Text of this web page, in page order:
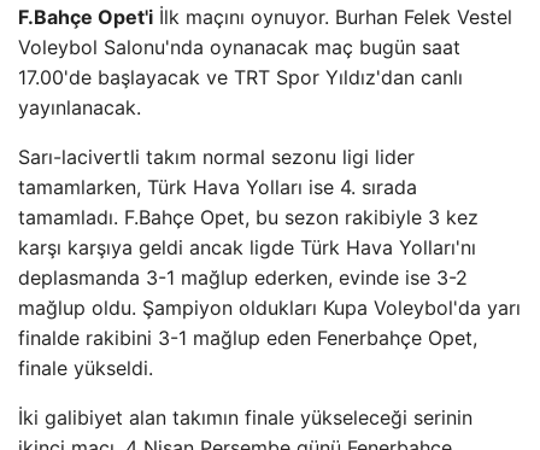
F.Bahçe Opet'i İlk maçını oynuyor. Burhan Felek Vestel
Voleybol Salonu'nda oynanacak maç bugün saat
17.00'de başlayacak ve TRT Spor Yıldız'dan canlı
yayınlanacak.
Sarı-lacivertli takım normal sezonu ligi lider
tamamlarken, Türk Hava Yolları ise 4. sırada
tamamladı. F.Bahçe Opet, bu sezon rakibiyle 3 kez
karşı karşıya geldi ancak ligde Türk Hava Yolları'nı
deplasmanda 3-1 mağlup ederken, evinde ise 3-2
mağlup oldu. Şampiyon oldukları Kupa Voleybol'da yarı
finalde rakibini 3-1 mağlup eden Fenerbahçe Opet,
finale yükseldi.
İki galibiyet alan takımın finale yükseleceği serinin